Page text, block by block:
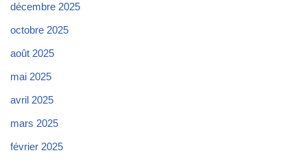
décembre 2025
octobre 2025
août 2025
mai 2025
avril 2025
mars 2025
février 2025